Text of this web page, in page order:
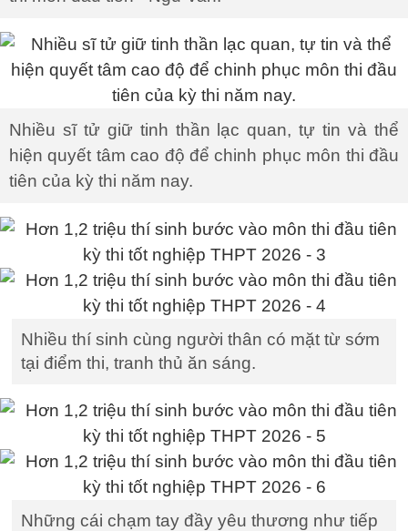
Nhiều sĩ tử giữ tinh thần lạc quan, tự tin và thể
hiện quyết tâm cao độ để chinh phục môn thi đầu
tiên của kỳ thi năm nay.
Nhiều thí sinh cùng người thân có mặt từ sớm
tại điểm thi, tranh thủ ăn sáng.
Những cái chạm tay đầy yêu thương như tiếp